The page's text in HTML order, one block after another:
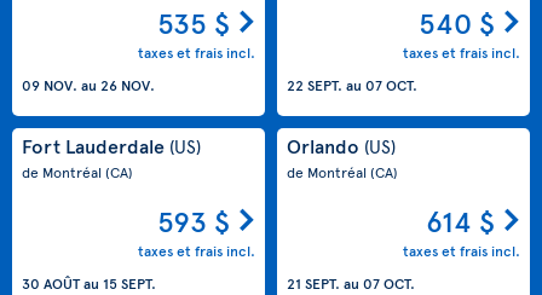
535 $
taxes et frais incl.
09 NOV. au 26 NOV.
540 $
taxes et frais incl.
22 SEPT. au 07 OCT.
Fort Lauderdale (US)
de Montréal(CA)
593 $
taxes et frais incl.
30 AOÛTau 15 SEPT.
Orlando (US)
de Montréal(CA)
614 $
taxes et frais incl.
21 SEPT. au 07 OCT.